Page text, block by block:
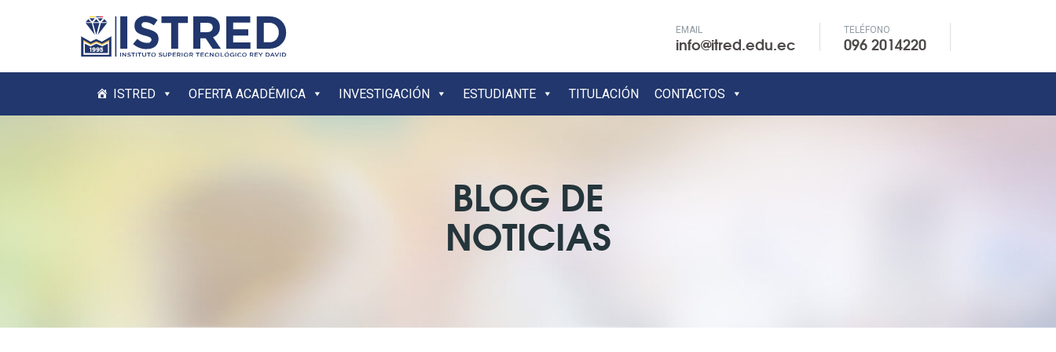
EMAIL
info@itred.edu.ec
TELÉFONO
096 2014220
ISTRED OFERTA ACADÉMICA INVESTIGACIÓN ESTUDIANTE TITULACIÓN CONTACTOS
BLOG DE
NOTICIAS